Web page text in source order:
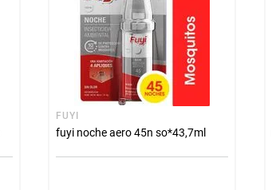
FUYI
fuyi noche aero 45n so*43,7ml